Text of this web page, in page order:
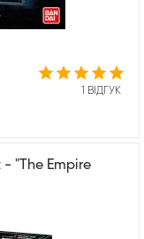
1 ВІДГУК
- "The Empire